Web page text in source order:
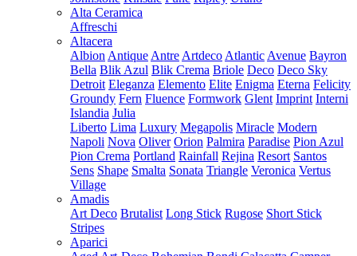
Alta Ceramica
Affreschi
Altacera
Albion Antique Antre Artdeco Atlantic Avenue Bayron
Bella Blik Azul Blik Crema Briole Deco Deco Sky
Detroit Eleganza Elemento Elite Enigma Eterna Felicity
Groundy Fern Fluence Formwork Glent Imprint Interni
Islandia Julia
Liberto Lima Luxury Megapolis Miracle Modern
Napoli Nova Oliver Orion Palmira Paradise Pion Azul
Pion Crema Portland Rainfall Rejina Resort Santos
Sens Shape Smalta Sonata Triangle Veronica Vertus
Village
Amadis
Art Deco Brutalist Long Stick Rugose Short Stick
Stripes
Aparici